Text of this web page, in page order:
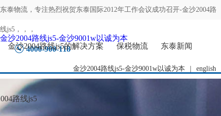
东泰物流，专注热烈祝贺东泰国际2012年工作会议成功召开-金沙2004路
线js5 ，，，
4000-900-118
金沙2004路线js5-金沙9001w以诚为本 english
金沙2004路线js5-金沙9001w以诚为本
金沙2004路线js5的解决方案
保税物流 东泰新闻
路线js5